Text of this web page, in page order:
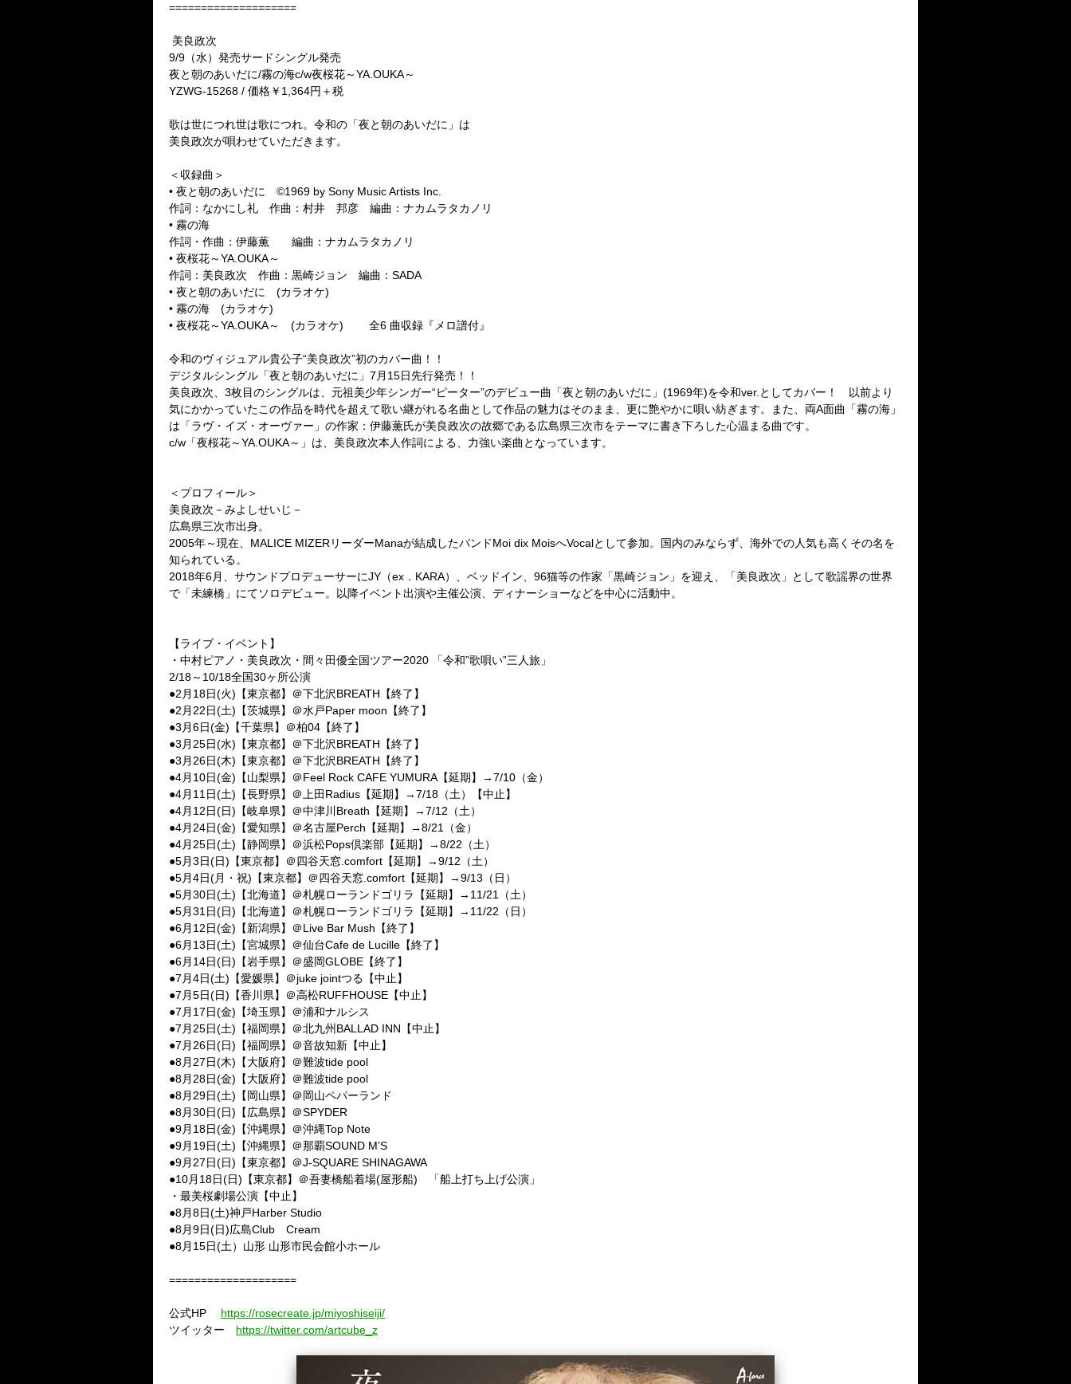
====================
美良政次
9/9（水）発売サードシングル発売
夜と朝のあいだに/霧の海c/w夜桜花～YA.OUKA～
YZWG-15268 / 価格￥1,364円＋税
歌は世につれ世は歌につれ。令和の「夜と朝のあいだに」は
美良政次が唄わせていただきます。
＜収録曲＞
• 夜と朝のあいだに ©1969 by Sony Music Artists Inc.
作詞：なかにし礼 作曲：村井 邦彦 編曲：ナカムラタカノリ
• 霧の海
作詞・作曲：伊藤薫 編曲：ナカムラタカノリ
• 夜桜花～YA.OUKA～
作詞：美良政次 作曲：黒崎ジョン 編曲：SADA
• 夜と朝のあいだに (カラオケ)
• 霧の海 (カラオケ)
• 夜桜花～YA.OUKA～ (カラオケ) 全6 曲収録『メロ譜付』
令和のヴィジュアル貴公子“美良政次”初のカバー曲！！
デジタルシングル「夜と朝のあいだに」7月15日先行発売！！
美良政次、3枚目のシングルは、元祖美少年シンガー“ピーター”のデビュー曲「夜と朝のあいだに」(1969年)を令和ver.としてカバー！ 以前より
気にかかっていたこの作品を時代を超えて歌い継がれる名曲として作品の魅力はそのまま、更に艶やかに唄い紡ぎます。また、両A面曲「霧の海」
は「ラヴ・イズ・オーヴァー」の作家：伊藤薫氏が美良政次の故郷である広島県三次市をテーマに書き下ろした心温まる曲です。
c/w「夜桜花～YA.OUKA～」は、美良政次本人作詞による、力強い楽曲となっています。
＜プロフィール＞
美良政次－みよしせいじ－
広島県三次市出身。
2005年～現在、MALICE MIZERリーダーManaが結成したバンドMoi dix MoisへVocalとして参加。国内のみならず、海外での人気も高くその名を
知られている。
2018年6月、サウンドプロデューサーにJY（ex．KARA）、ベッドイン、96猫等の作家「黒崎ジョン」を迎え、「美良政次」として歌謡界の世界
で「未練橋」にてソロデビュー。以降イベント出演や主催公演、ディナーショーなどを中心に活動中。
【ライブ・イベント】
・中村ピアノ・美良政次・間々田優全国ツアー2020 「令和”歌唄い”三人旅」
2/18～10/18全国30ヶ所公演
●2月18日(火)【東京都】＠下北沢BREATH【終了】
●2月22日(土)【茨城県】＠水戸Paper moon【終了】
●3月6日(金)【千葉県】＠柏04【終了】
●3月25日(水)【東京都】＠下北沢BREATH【終了】
●3月26日(木)【東京都】＠下北沢BREATH【終了】
●4月10日(金)【山梨県】＠Feel Rock CAFE YUMURA【延期】→7/10（金）
●4月11日(土)【長野県】＠上田Radius【延期】→7/18（土）【中止】
●4月12日(日)【岐阜県】＠中津川Breath【延期】→7/12（土）
●4月24日(金)【愛知県】＠名古屋Perch【延期】→8/21（金）
●4月25日(土)【静岡県】＠浜松Pops倶楽部【延期】→8/22（土）
●5月3日(日)【東京都】＠四谷天窓.comfort【延期】→9/12（土）
●5月4日(月・祝)【東京都】＠四谷天窓.comfort【延期】→9/13（日）
●5月30日(土)【北海道】＠札幌ローランドゴリラ【延期】→11/21（土）
●5月31日(日)【北海道】＠札幌ローランドゴリラ【延期】→11/22（日）
●6月12日(金)【新潟県】＠Live Bar Mush【終了】
●6月13日(土)【宮城県】＠仙台Cafe de Lucille【終了】
●6月14日(日)【岩手県】＠盛岡GLOBE【終了】
●7月4日(土)【愛媛県】＠juke jointつる【中止】
●7月5日(日)【香川県】＠高松RUFFHOUSE【中止】
●7月17日(金)【埼玉県】＠浦和ナルシス
●7月25日(土)【福岡県】＠北九州BALLAD INN【中止】
●7月26日(日)【福岡県】＠音故知新【中止】
●8月27日(木)【大阪府】＠難波tide pool
●8月28日(金)【大阪府】＠難波tide pool
●8月29日(土)【岡山県】＠岡山ペパーランド
●8月30日(日)【広島県】＠SPYDER
●9月18日(金)【沖縄県】＠沖縄Top Note
●9月19日(土)【沖縄県】＠那覇SOUND M’S
●9月27日(日)【東京都】＠J-SQUARE SHINAGAWA
●10月18日(日)【東京都】＠吾妻橋船着場(屋形船) 「船上打ち上げ公演」
・最美桜劇場公演【中止】
●8月8日(土)神戸Harber Studio
●8月9日(日)広島Club Cream
●8月15日(土）山形 山形市民会館小ホール
====================
公式HP https://rosecreate.jp/miyoshiseiji/
ツイッター https://twitter.com/artcube_z